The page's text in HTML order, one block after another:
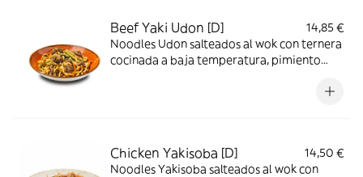
Beef Yaki Udon [D]
14,85 €
Noodles Udon salteados al wok con ternera
cocinada a baja temperatura, pimiento
Chicken Yakisoba [D]
14,50 €
Noodles Yakisoba salteados al wok con